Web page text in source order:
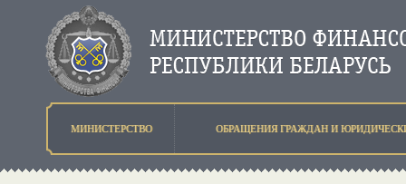
МИНИСТЕРСТВО ОБРАЩЕНИЯ ГРАЖДАН И